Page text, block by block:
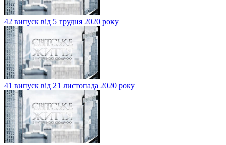
42 випуск від 5 грудня 2020 року
41 випуск від 21 листопада 2020 року